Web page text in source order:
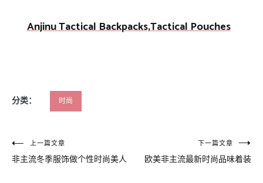
Anjinu Tactical Backpacks,Tactical Pouches
分类： 时尚
文
章
上一篇文章
非主流冬季服饰做个性时尚美人
下一篇文章
欧美非主流最新时尚品味着装